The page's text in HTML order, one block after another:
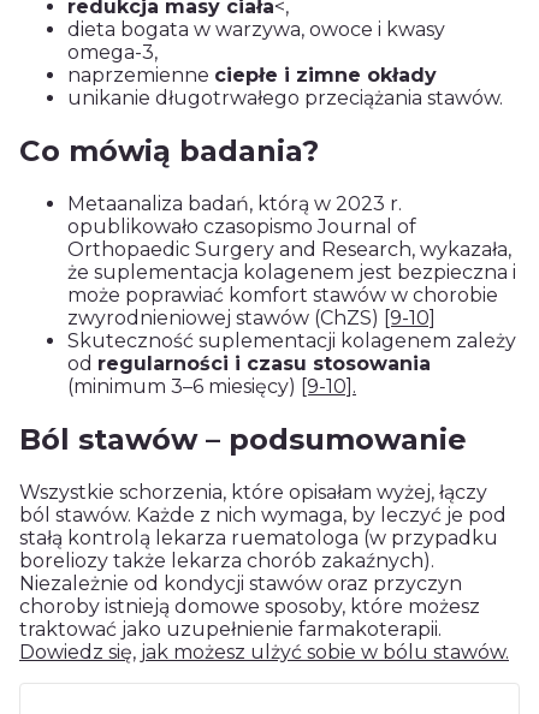
redukcja masy ciała<,
dieta bogata w warzywa, owoce i kwasy
omega-3,
naprzemienne ciepłe i zimne okłady
unikanie długotrwałego przeciążania stawów.
Co mówią badania?
Metaanaliza badań, którą w 2023 r.
opublikowało czasopismo Journal of
Orthopaedic Surgery and Research, wykazała,
że suplementacja kolagenem jest bezpieczna i
może poprawiać komfort stawów w chorobie
zwyrodnieniowej stawów (ChZS) [9-10]
Skuteczność suplementacji kolagenem zależy
od regularności i czasu stosowania
(minimum 3–6 miesięcy) [9-10].
Ból stawów – podsumowanie
Wszystkie schorzenia, które opisałam wyżej, łączy
ból stawów. Każde z nich wymaga, by leczyć je pod
stałą kontrolą lekarza ruematologa (w przypadku
boreliozy także lekarza chorób zakaźnych).
Niezależnie od kondycji stawów oraz przyczyn
choroby istnieją domowe sposoby, które możesz
traktować jako uzupełnienie farmakoterapii.
Dowiedz się, jak możesz ulżyć sobie w bólu stawów.